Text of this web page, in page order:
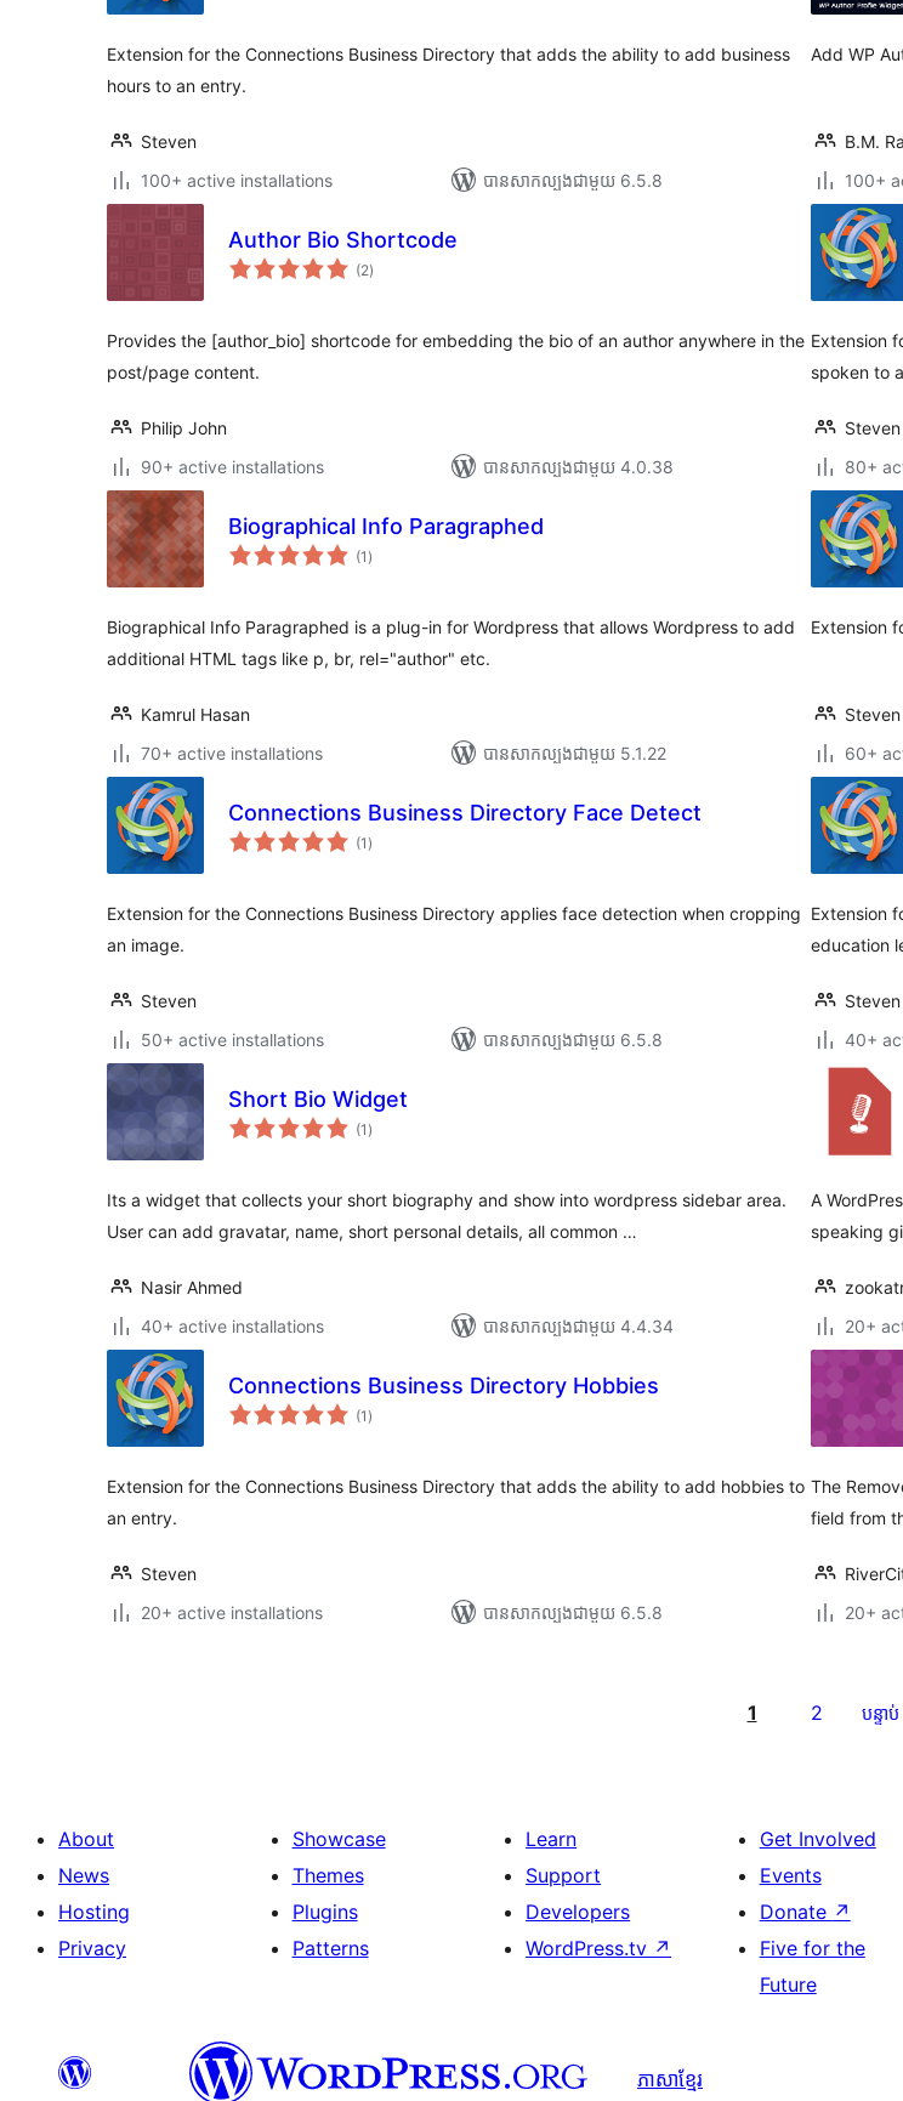
Extension for the Connections Business Directory that adds the ability to add business
hours to an entry.
Steven
100+ active installations
បាន​សាកល្បង​ជាមួយ 6.5.8
Add WP
B.M.
100+
Author Bio Shortcode
(2ការ
វាយ
)
Provides the [author_bio] shortcode for embedding the bio of an author anywhere in the
post/page content.
Philip John
90+ active installations
បាន​សាកល្បង​ជាមួយ 4.0.38
Extension
spoken to
Steven
80+
Biographical Info Paragraphed
(1 ការ
វាយ
)
Biographical Info Paragraphed is a plug-in for Wordpress that allows Wordpress to add
additional HTML tags like p, br, rel="author" etc.
Kamrul Hasan
70+ active installations
បាន​សាកល្បង​ជាមួយ 5.1.22
Extension
Steven
60+
Connections Business Directory Face Detect
(1 ការ
វាយ
)
Extension for the Connections Business Directory applies face detection when cropping
an image.
Steven
50+ active installations
បាន​សាកល្បង​ជាមួយ 6.5.8
Extension
education
Steven
40+
Short Bio Widget
(1 ការ
វាយ
)
Its a widget that collects your short biography and show into wordpress sidebar area.
User can add gravatar, name, short personal details, all common …
Nasir Ahmed
40+ active installations
បាន​សាកល្បង​ជាមួយ 4.4.34
A
speaking
20+
Connections Business Directory Hobbies
(1 ការ
វាយ
)
Extension for the Connections Business Directory that adds the ability to add hobbies to
an entry.
Steven
20+ active installations
បាន​សាកល្បង​ជាមួយ 6.5.8
The
field from
20+
1 2 បន្ទាប់
About
News
Hosting
Privacy
Showcase
Themes
Plugins
Patterns
Learn
Support
Developers
WordPress.tv ↗
Get Involved
Events
Donate ↗
Five for the
Future
ភាសា​ខ្មែរ